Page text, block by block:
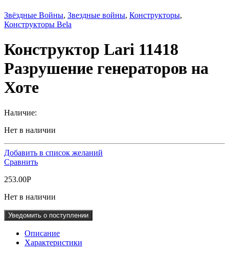
Звёздные Войны, Звездные войны, Конструкторы,
Конструкторы Bela
Конструктор Lari 11418
Разрушение генераторов на
Хоте
Наличие:
Нет в наличии
Добавить в список желаний
Сравнить
253.00Р
Нет в наличии
Уведомить о поступлении
Описание
Характеристики